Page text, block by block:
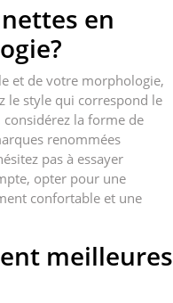
en
et de votre morphologie,
le style qui correspond le
la forme de
renommées
pas à essayer
opter pour une
confortable et une
meilleures